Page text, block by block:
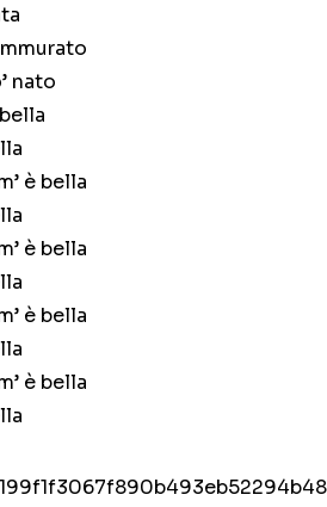
nato
è bella
è bella
è bella
è bella